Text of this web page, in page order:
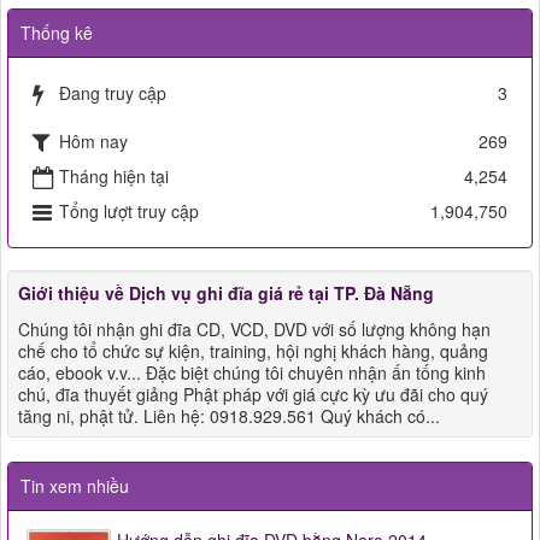
Thống kê
Đang truy cập
3
Hôm nay
269
Tháng hiện tại
4,254
Tổng lượt truy cập
1,904,750
Giới thiệu về Dịch vụ ghi đĩa giá rẻ tại TP. Đà Nẵng
Chúng tôi nhận ghi đĩa CD, VCD, DVD với số lượng không hạn
chế cho tổ chức sự kiện, training, hội nghị khách hàng, quảng
cáo, ebook v.v... Đặc biệt chúng tôi chuyên nhận ấn tống kinh
chú, đĩa thuyết giảng Phật pháp với giá cực kỳ ưu đãi cho quý
tăng ni, phật tử. Liên hệ: 0918.929.561 Quý khách có...
Tin xem nhiều